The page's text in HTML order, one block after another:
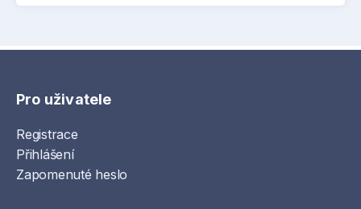
Pro uživatele
Registrace
Přihlášení
Zapomenuté heslo